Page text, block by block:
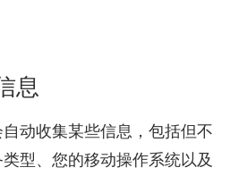
息
动收集某些信息，包括但不
型、您的移动操作系统以及